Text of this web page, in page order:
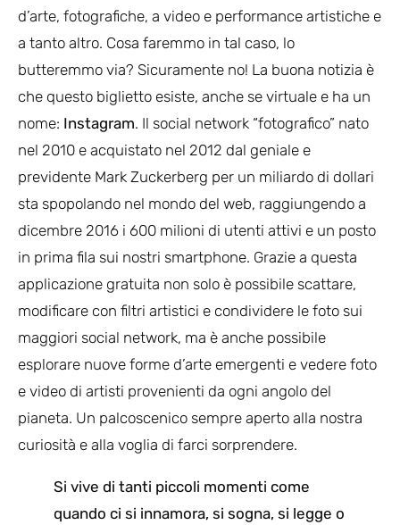
d’arte, fotografiche, a video e performance artistiche e
a tanto altro. Cosa faremmo in tal caso, lo
butteremmo via? Sicuramente no! La buona notizia è
che questo biglietto esiste, anche se virtuale e ha un
nome: Instagram. Il social network “fotografico” nato
nel 2010 e acquistato nel 2012 dal geniale e
previdente Mark Zuckerberg per un miliardo di dollari
sta spopolando nel mondo del web, raggiungendo a
dicembre 2016 i 600 milioni di utenti attivi e un posto
in prima fila sui nostri smartphone. Grazie a questa
applicazione gratuita non solo è possibile scattare,
modificare con filtri artistici e condividere le foto sui
maggiori social network, ma è anche possibile
esplorare nuove forme d’arte emergenti e vedere foto
e video di artisti provenienti da ogni angolo del
pianeta. Un palcoscenico sempre aperto alla nostra
curiosità e alla voglia di farci sorprendere.
Si vive di tanti piccoli momenti come
quando ci si innamora, si sogna, si legge o